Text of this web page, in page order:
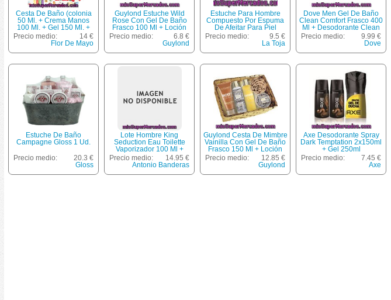
Cesta De Baño (colonia
50 Ml. + Crema Manos
100 Ml. + Gel 150 Ml. +
Leche Hidratante 150 Ml.
+ Esponja + Sal) Flor De
Precio medio:
14 €
Flor De Mayo
Guylond Estuche Wild
Rose Con Gel De Baño
Frasco 100 Ml + Loción
Corporal Tubo 50 Ml +
Crema De Baño Tubo 50
Precio medio:
6.8 €
Guylond
Estuche Para Hombre
Compuesto Por Espuma
De Afeitar Para Piel
Sensible 300 Mililitros +
Bálsamo After Shave Extra
Sensible 100 Mililitros +
Desodorante En Spray
150mililitros + Neceser La
Precio medio:
9.5 €
La Toja
Dove Men Gel De Baño
Clean Comfort Frasco 400
Ml + Desodorante Clean
Confort Spray 200 Ml +
Gel De Afeitar Williams Ice
Neceser De Regalo
Precio medio:
9.99 €
Dove
Estuche De Baño
Campagne Gloss 1 Ud.
Precio medio:
20.3 €
Gloss
Lote Hombre King
Seduction Eau Toilette
Vaporizador 100 Ml +
Desodorante Spray 150
Ml *navidad*, Antonio
Precio medio:
14.95 €
Antonio Banderas
Guylond Cesta De Mimbre
Vainilla Con Gel De Baño
Frasco 150 Ml + Loción
Corporal 100 Ml +
Esponja + Manteca
Corporal 100 Ml + Loción
Exfoliante 150 Ml
Precio medio:
12.85 €
Guylond
Axe Desodorante Spray
Dark Temptation 2x150ml
+ Gel 250ml
Precio medio:
7.45 €
Axe